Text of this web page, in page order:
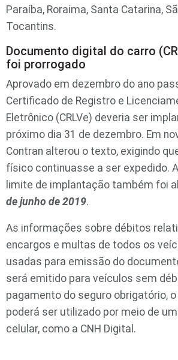
Paraíba, Roraima, Santa Catarina,
Tocantins.
Documento digital do carro
foi prorrogado
Aprovado em dezembro do ano
Certificado de Registro e
Eletrônico (CRLVe) deveria ser
próximo dia 31 de dezembro. Em
Contran alterou o texto, exigindo
físico continuasse a ser expedido.
limite de implantação também foi
de junho de 2019.
As informações sobre débitos
encargos e multas de todos os
usadas para emissão do
será emitido para veículos sem
pagamento do seguro obrigatório, o
poderá ser utilizado por meio de
celular, como a CNH Digital.